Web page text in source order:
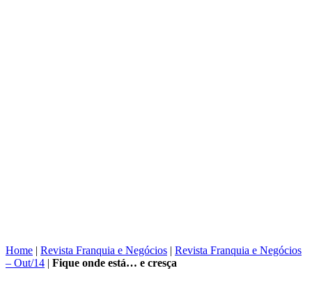
Home | Revista Franquia e Negócios | Revista Franquia e Negócios
– Out/14 | Fique onde está… e cresça